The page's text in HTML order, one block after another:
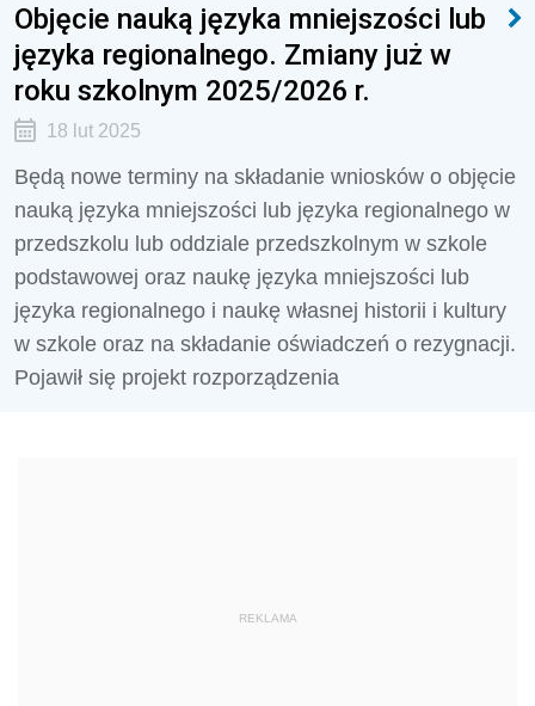
Objęcie nauką języka mniejszości lub
języka regionalnego. Zmiany już w
roku szkolnym 2025/2026 r.
18 lut 2025
Będą nowe terminy na składanie wniosków o objęcie
nauką języka mniejszości lub języka regionalnego w
przedszkolu lub oddziale przedszkolnym w szkole
podstawowej oraz naukę języka mniejszości lub
języka regionalnego i naukę własnej historii i kultury
w szkole oraz na składanie oświadczeń o rezygnacji.
Pojawił się projekt rozporządzenia
REKLAMA